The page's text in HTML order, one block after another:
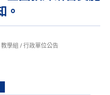
。
教學組 /行政單位公告